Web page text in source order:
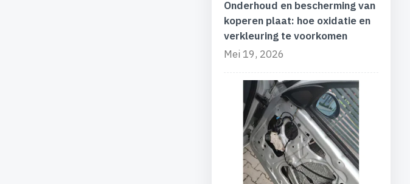
Onderhoud en bescherming van
koperen plaat: hoe oxidatie en
verkleuring te voorkomen
Mei 19, 2026